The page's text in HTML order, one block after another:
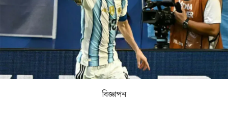
বিজ্ঞাপন